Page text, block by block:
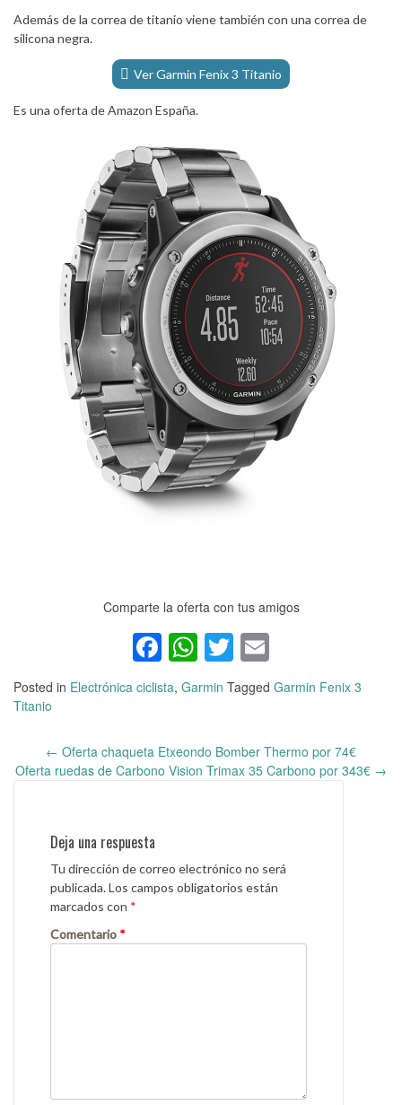
Además de la correa de titanio viene también con una correa de
silicona negra.
Ver Garmin Fenix 3 Titanio
Es una oferta de Amazon España.
Comparte la oferta con tus amigos
Facebook
WhatsApp
Twitter
Posted in Electrónica ciclista, Garmin Tagged Garmin Fenix 3
Titanio
Post
navigation
← Oferta chaqueta Etxeondo Bomber Thermo por 74€
Oferta ruedas de Carbono Vision Trimax 35 Carbono por 343€ →
Deja una respuesta
Tu dirección de correo electrónico no será
publicada.Los campos obligatorios están
marcados con *
Comentario *